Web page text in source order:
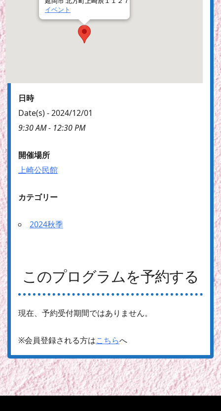
イベント
日時
Date(s) - 2024/12/01
9:30 AM - 12:30 PM
開催場所
上崎公民館
カテゴリー
2024秋季
このプログラムを予約する
現在、予約受付期間ではありません。
※会員登録される方はこちらへ